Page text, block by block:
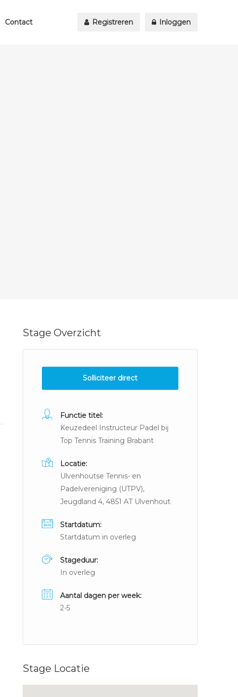
Contact Registreren Inloggen
Stage Overzicht
Solliciteer direct
Functie titel:
Keuzedeel Instructeur Padel bij
Top Tennis Training Brabant
Locatie:
Ulvenhoutse Tennis- en
Padelvereniging (UTPV),
Jeugdland 4, 4851 AT Ulvenhout
Startdatum:
Startdatum in overleg
Stageduur:
In overleg
Aantal dagen per week:
2-5
Stage Locatie